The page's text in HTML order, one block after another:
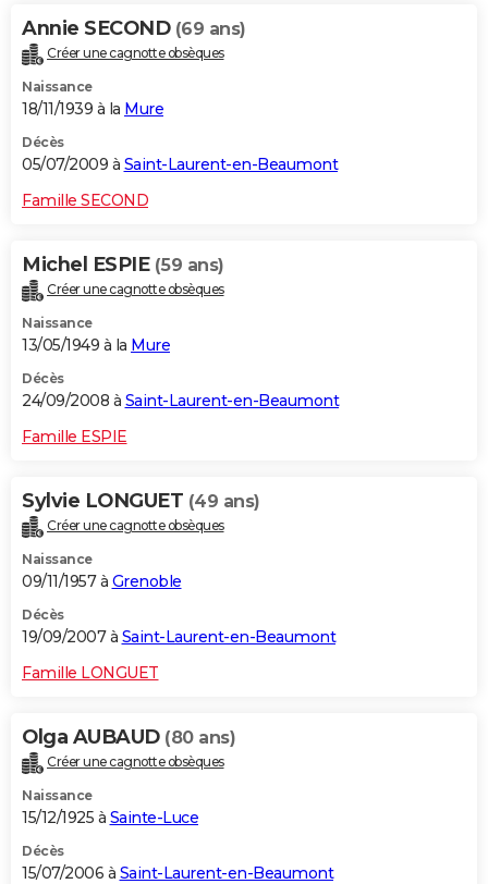
Annie SECOND (69 ans)
Créer une cagnotte obsèques
Naissance
18/11/1939 à la Mure
Décès
05/07/2009 à Saint-Laurent-en-Beaumont
Famille SECOND
Michel ESPIE (59 ans)
Créer une cagnotte obsèques
Naissance
13/05/1949 à la Mure
Décès
24/09/2008 à Saint-Laurent-en-Beaumont
Famille ESPIE
Sylvie LONGUET (49 ans)
Créer une cagnotte obsèques
Naissance
09/11/1957 à Grenoble
Décès
19/09/2007 à Saint-Laurent-en-Beaumont
Famille LONGUET
Olga AUBAUD (80 ans)
Créer une cagnotte obsèques
Naissance
15/12/1925 à Sainte-Luce
Décès
15/07/2006 à Saint-Laurent-en-Beaumont